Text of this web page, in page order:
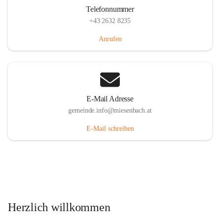
Telefonnummer
+43 2632 8235
Anrufen
E-Mail Adresse
gemeinde.info@miesenbach.at
E-Mail schreiben
Herzlich willkommen